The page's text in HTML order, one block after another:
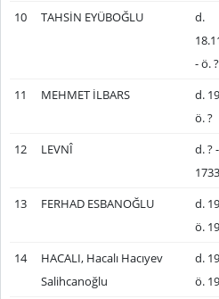
10 TAHSİN EYÜBOĞLU
d.
- ö. ?
11 MEHMET İLBARS
d.
ö. ?
12 LEVNÎ
d. ?
1733
13 FERHAD ESBANOĞLU
d.
ö.
14
HACALI, Hacalı Hacıyev
Salihcanoğlu
d.
ö.